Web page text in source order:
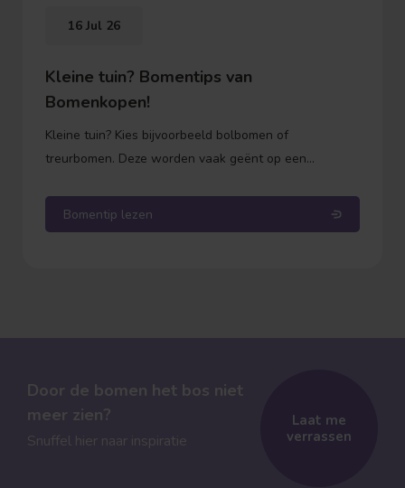
16 Jul 26
Kleine tuin? Bomentips van
Bomenkopen!
Kleine tuin? Kies bijvoorbeeld bolbomen of
treurbomen. Deze worden vaak geënt op een
de hoogte groeit, alleen de kroon (de bol of de
takken) wordt voller. Zo weet je precies waar je aan
Bomentip lezen
Door de bomen het bos niet
meer zien?
Snuffel hier naar inspiratie
Laat me
verrassen